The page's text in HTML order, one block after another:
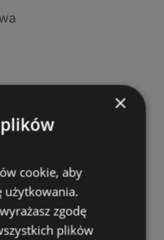
×
cookie, aby
użytkowania.
zgodę
plików